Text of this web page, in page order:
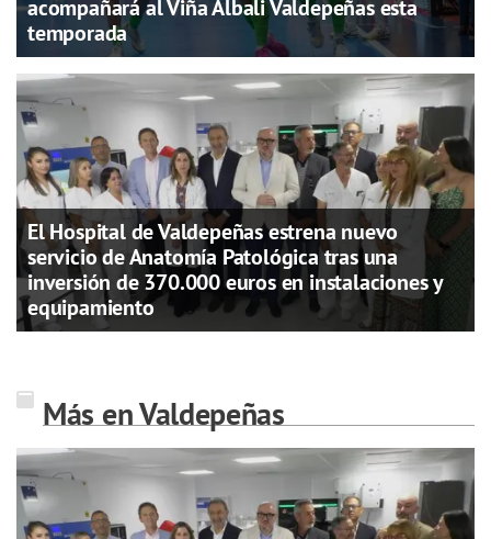
acompañará al Viña Albali Valdepeñas esta
temporada
El Hospital de Valdepeñas estrena nuevo
servicio de Anatomía Patológica tras una
inversión de 370.000 euros en instalaciones y
equipamiento
Más en Valdepeñas